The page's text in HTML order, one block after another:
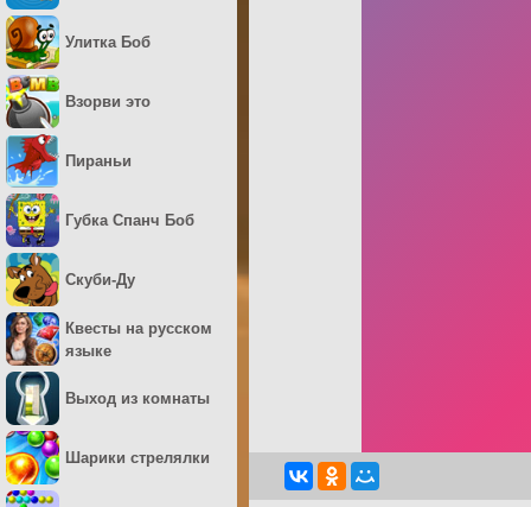
Улитка Боб
Взорви это
Пираньи
Губка Спанч Боб
Скуби-Ду
Квесты на русском
языке
Выход из комнаты
Шарики стрелялки